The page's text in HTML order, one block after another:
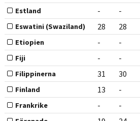
Estland - -
Eswatini (Swaziland) 28 28
Etiopien - -
Fiji - -
Filippinerna 31 30
Finland 13 -
Frankrike - -